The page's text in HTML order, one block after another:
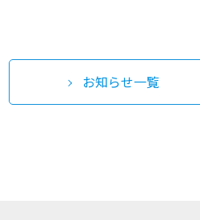
お知らせ一覧